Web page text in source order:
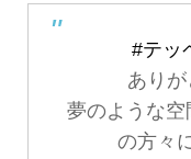
#テッ
ありが
夢のような
の方々